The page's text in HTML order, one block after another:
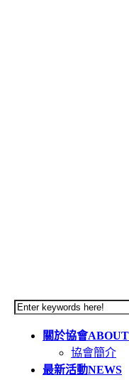
關於協會ABOUT
協會簡介
最新活動NEWS